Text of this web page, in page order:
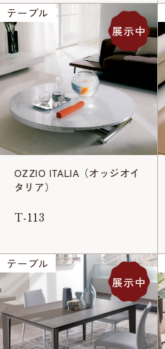
テーブル
展示中
OZZIO ITALIA（オッジオイ
タリア）
T-113
テーブル
展示中